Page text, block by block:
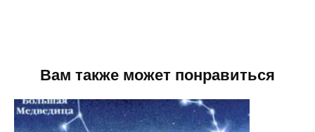
Вам также может понравиться